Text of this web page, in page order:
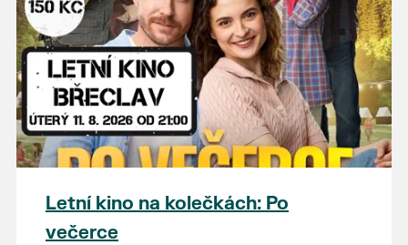
Letní kino na kolečkách: Po
večerce